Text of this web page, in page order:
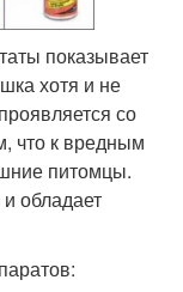
показывает
хотя и не
со
что к вредным
питомцы.
обладает